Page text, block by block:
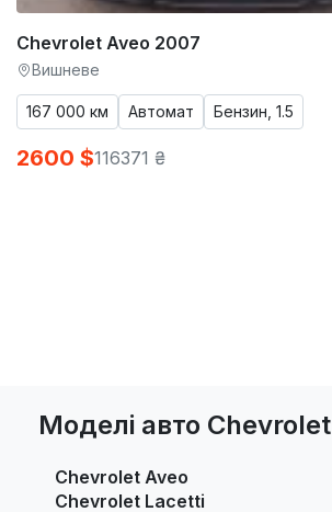
Chevrolet Aveo 2007
Вишневе
167 000 км Автомат Бензин, 1.5
2600 $116371 ₴
Моделі авто Chevrolet
Chevrolet Aveo
Chevrolet Lacetti